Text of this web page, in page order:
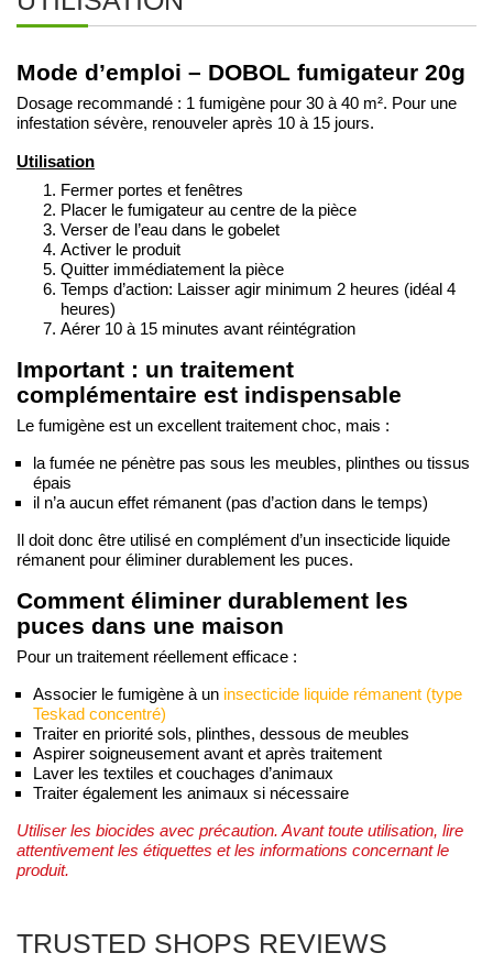
Mode d’emploi – DOBOL fumigateur 20g
Dosage recommandé : 1 fumigène pour 30 à 40 m². Pour une
infestation sévère, renouveler après 10 à 15 jours.
Utilisation
Fermer portes et fenêtres
Placer le fumigateur au centre de la pièce
Verser de l’eau dans le gobelet
Activer le produit
Quitter immédiatement la pièce
Temps d’action: Laisser agir minimum 2 heures (idéal 4
heures)
Aérer 10 à 15 minutes avant réintégration
Important : un traitement
complémentaire est indispensable
Le fumigène est un excellent traitement choc, mais :
la fumée ne pénètre pas sous les meubles, plinthes ou tissus
épais
il n’a aucun effet rémanent (pas d’action dans le temps)
Il doit donc être utilisé en complément d’un insecticide liquide
rémanent pour éliminer durablement les puces.
Comment éliminer durablement les
puces dans une maison
Pour un traitement réellement efficace :
Associer le fumigène à un insecticide liquide rémanent (type
Teskad concentré)
Traiter en priorité sols, plinthes, dessous de meubles
Aspirer soigneusement avant et après traitement
Laver les textiles et couchages d’animaux
Traiter également les animaux si nécessaire
Utiliser les biocides avec précaution. Avant toute utilisation, lire
attentivement les étiquettes et les informations concernant le
produit.
TRUSTED SHOPS REVIEWS